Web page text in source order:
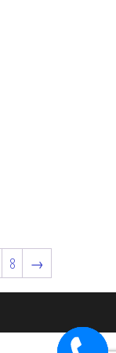
8 →
Заказать